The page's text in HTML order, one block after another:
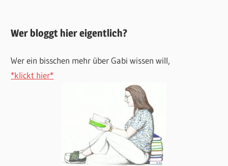
Wer bloggt hier eigentlich?
Wer ein bisschen mehr über Gabi wissen will,
*klickt hier*